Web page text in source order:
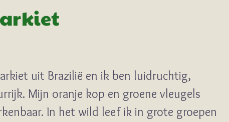
uit Brazilië en ik ben luidruchtig,
Mijn oranje kop en groene vleugels
In het wild leef ik in grote groepen